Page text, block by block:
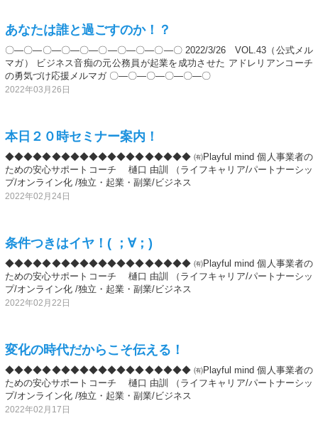
あなたは誰と過ごすのか！？
〇―〇―〇―〇―〇―〇―〇―〇―〇―〇 2022/3/26 VOL.43（公式メル
マガ） ビジネス音痴の元公務員が起業を成功させた アドレリアンコーチ
の勇気づけ応援メルマガ 〇―〇―〇―〇―〇―〇
2022年03月26日
本日２０時セミナー案内！
◆◆◆◆◆◆◆◆◆◆◆◆◆◆◆◆◆◆◆◆ ㈲Playful mind 個人事業者の
ための安心サポートコーチ 樋口 由訓 （ライフキャリア/パートナーシッ
プ/オンライン化 /独立・起業・副業/ビジネス
2022年02月24日
条件つきはイヤ！( ；∀；)
◆◆◆◆◆◆◆◆◆◆◆◆◆◆◆◆◆◆◆◆ ㈲Playful mind 個人事業者の
ための安心サポートコーチ 樋口 由訓 （ライフキャリア/パートナーシッ
プ/オンライン化 /独立・起業・副業/ビジネス
2022年02月22日
変化の時代だからこそ伝える！
◆◆◆◆◆◆◆◆◆◆◆◆◆◆◆◆◆◆◆◆ ㈲Playful mind 個人事業者の
ための安心サポートコーチ 樋口 由訓 （ライフキャリア/パートナーシッ
プ/オンライン化 /独立・起業・副業/ビジネス
2022年02月17日